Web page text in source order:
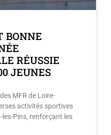
BONNE
RÉUSSIE
JEUNES
MFR de Loire-
activités sportives
les-Pins, renforçant les